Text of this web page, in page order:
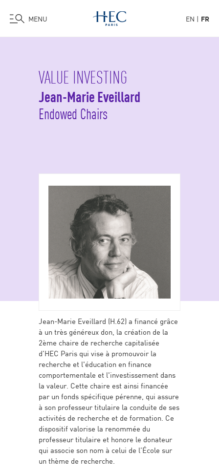
MENU EN FR
VALUE INVESTING
Jean-Marie Eveillard
Endowed Chairs
Jean-Marie Eveillard (H.62) a financé grâce
à un très généreux don, la création de la
2ème chaire de recherche capitalisée
d’HEC Paris qui vise à promouvoir la
recherche et l'éducation en finance
comportementale et l'investissement dans
la valeur. Cette chaire est ainsi financée
par un fonds spécifique pérenne, qui assure
à son professeur titulaire la conduite de ses
activités de recherche et de formation. Ce
dispositif valorise la renommée du
professeur titulaire et honore le donateur
qui associe son nom à celui de l’École sur
un thème de recherche.